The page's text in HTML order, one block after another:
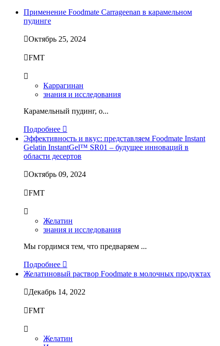
Применение Foodmate Carrageenan в карамельном
пудинге
Октябрь 25, 2024
FMT

Каррагинан
знания и исследования
Карамельный пудинг, о...
Подробнее 
Эффективность и вкус: представляем Foodmate Instant
Gelatin InstantGel™ SR01 – будущее инноваций в
области десертов
Октябрь 09, 2024
FMT

Желатин
знания и исследования
Мы гордимся тем, что предваряем ...
Подробнее 
Желатиновый раствор Foodmate в молочных продуктах
Декабрь 14, 2022
FMT

Желатин